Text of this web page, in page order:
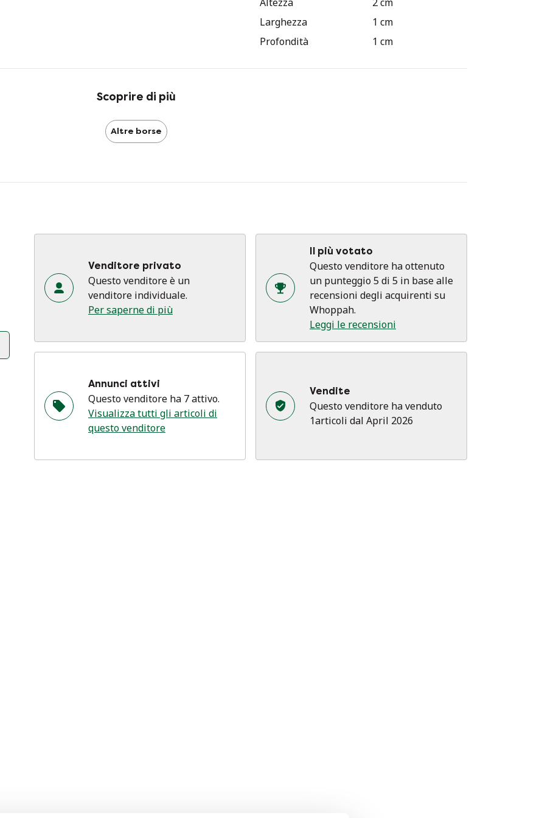
Larghezza
1 cm
Profondità
1 cm
Scoprire di più
Altre borse
Venditore privato
Questo venditore è un
venditore individuale.
Per saperne di più
Il più votato
Questo venditore ha ottenuto
un punteggio 5 di 5 in base alle
recensioni degli acquirenti su
Whoppah.
Leggi le recensioni
Annunci attivi
Questo venditore ha 7 attivo.
Visualizza tutti gli articoli di
questo venditore
Vendite
Questo venditore ha venduto
1articoli dal April 2026